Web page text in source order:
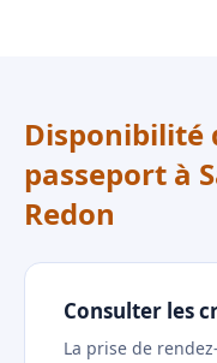
Disponibilité
passeport à
Redon
Consulter les
La prise de